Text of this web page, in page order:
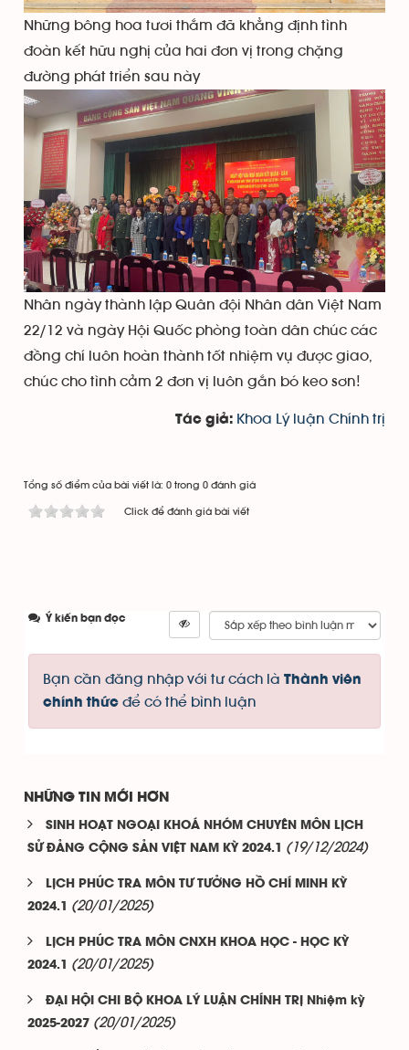
Những bông hoa tươi thắm đã khẳng định tình
đoàn kết hữu nghị của hai đơn vị trong chặng
đường phát triển sau này
Nhân ngày thành lập Quân đội Nhân dân Việt Nam
22/12 và ngày Hội Quốc phòng toàn dân chúc các
đồng chí luôn hoàn thành tốt nhiệm vụ được giao,
chúc cho tình cảm 2 đơn vị luôn gắn bó keo sơn!
Tác giả: Khoa Lý luận Chính trị
Tổng số điểm của bài viết là: 0 trong 0 đánh giá
Click để đánh giá bài viết
Ý kiến bạn đọc
Bạn cần đăng nhập với tư cách là Thành viên
chính thức để có thể bình luận
NHỮNG TIN MỚI HƠN
SINH HOẠT NGOẠI KHOÁ NHÓM CHUYÊN MÔN LỊCH
SỬ ĐẢNG CỘNG SẢN VIỆT NAM KỲ 2024.1
(19/12/2024)
LỊCH PHÚC TRA MÔN TƯ TƯỞNG HỒ CHÍ MINH KỲ
2024.1
(20/01/2025)
LỊCH PHÚC TRA MÔN CNXH KHOA HỌC - HỌC KỲ
2024.1
(20/01/2025)
ĐẠI HỘI CHI BỘ KHOA LÝ LUẬN CHÍNH TRỊ Nhiệm kỳ
2025-2027 (20/01/2025)